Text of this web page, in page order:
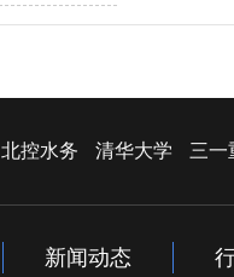
北控水务 清华大学 三一
新闻动态